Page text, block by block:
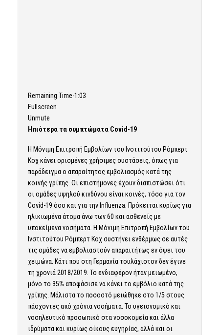
Remaining Time-1:03
Fullscreen
Unmute
Ηπιότερα τα συμπτώματα Covid-19
Η Μόνιμη Επιτροπή Εμβολίων του Ινστιτούτου Ρόμπερτ
Κοχ κάνει ορισμένες χρήσιμες συστάσεις, όπως για
παράδειγμα ο απαραίτητος εμβολιασμός κατά της
κοινής γρίπης. Οι επιστήμονες έχουν διαπιστώσει ότι
οι ομάδες υψηλού κινδύνου είναι κοινές, τόσο για τον
Covid-19 όσο και για την Influenza. Πρόκειται κυρίως για
ηλικιωμένα άτομα άνω των 60 και ασθενείς με
υποκείμενα νοσήματα. Η Μόνιμη Επιτροπή Εμβολίων του
Ινστιτούτου Ρόμπερτ Κοχ συστήνει ενθέρμως σε αυτές
τις ομάδες να εμβολιαστούν απαραιτήτως εν όψει του
χειμώνα. Κάτι που στη Γερμανίατουλάχιστον δεν έγινε
τη χρονιά 2018/2019. Το ενδιαφέρον ήταν μειωμένο,
μόνο το 35% αποφάσισε να κάνει το εμβόλιο κατά της
γρίπης. Μάλιστα το ποσοστό μειώθηκε στο 1/5 στους
πάσχοντες από χρόνια νοσήματα. Το υγειονομικό και
νοσηλευτικό προσωπικό στα νοσοκομεία και άλλα
ιδρύματα και κυρίως οίκους ευγηρίας, αλλά και οι